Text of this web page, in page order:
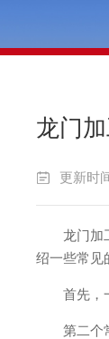
龙门
更新时
龙门加工
绍一些常见
首先，一
第二个常